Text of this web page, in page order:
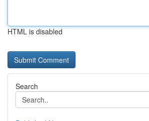
HTML is disabled
Search